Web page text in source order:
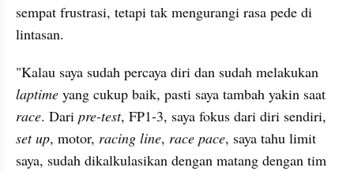
sempat frustrasi, tetapi tak mengurangi rasa pede di
lintasan.
laptime
race. Dari pre-test
set up, motor, racing line, race pace, saya tahu limit
saya, sudah dikalkulasikan dengan matang dengan tim